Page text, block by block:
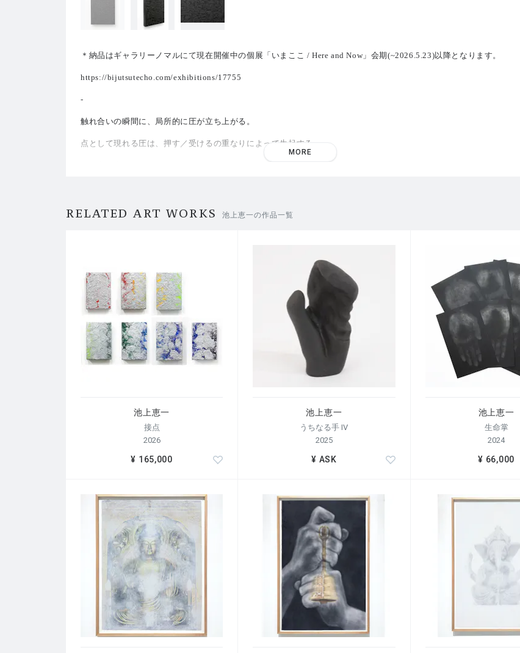
＊納品はギャラリーノマルにて現在開催中の個展「いまここ / Here and Now」会期(~2026.5.23)以降となります。
https://bijutsutecho.com/exhibitions/17755
-
触れ合いの瞬間に、局所的に圧が立ち上がる。
点として現れる圧は、押す／受けるの重なりによって生起する。
-
私はこれまで指圧を通して身体に触れ、両親や家族の死の直前に、凝りがほどけていく感触を経験してきました。そ
こから、生きている身体と凝りは切り離せないひとつのものであると気づき、その感触を、木炭の黒と支持体の白の
あいだに生じる圧として定着させてきました。
昨年の個展以降、人のかたちをしていながら凝りの見受けられない仏像に関心を持ち、奈良の大仏をはじめ仏像たち
本展では、その圧に触れた一瞬一瞬の「いまここ」そのものを作品としています。それはその場でしか立ち現れない
出来事であり、身体と宇宙のあいだに生じる圧が、この空間の「いまここ」に——。
MORE
RELATED ART WORKS 池上恵一の作品一覧
池上恵一
接点
2026
¥ 165,000
池上恵一
うちなる手 IV
2025
¥ ASK
池上恵一
生命掌
2024
¥ 66,000